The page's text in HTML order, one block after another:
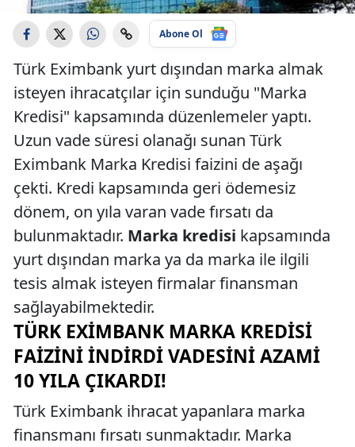
Abone Ol
Türk Eximbank yurt dışından marka almak
isteyen ihracatçılar için sunduğu "Marka
Kredisi" kapsamında düzenlemeler yaptı.
Uzun vade süresi olanağı sunan Türk
Eximbank Marka Kredisi faizini de aşağı
çekti. Kredi kapsamında geri ödemesiz
dönem, on yıla varan vade fırsatı da
bulunmaktadır. Marka kredisi kapsamında
yurt dışından marka ya da marka ile ilgili
tesis almak isteyen firmalar finansman
sağlayabilmektedir.
TÜRK EXIMBANK MARKA KREDISI
FAIZINI İNDIRDI VADESINI AZAMI
10 YILA ÇIKARDI!
Türk Eximbank ihracat yapanlara marka
finansmanı fırsatı sunmaktadır. Marka